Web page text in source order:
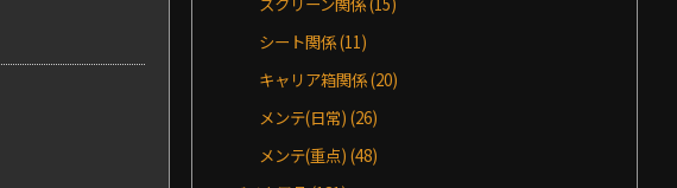
シート関係(11)
キャリア箱関係(20)
メンテ(日常)(26)
メンテ(重点)(48)